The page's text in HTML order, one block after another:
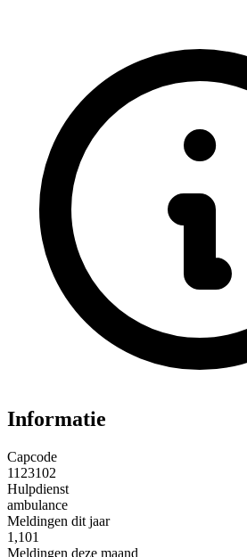
Informatie
Capcode
1123102
Hulpdienst
ambulance
Meldingen dit jaar
1,101
Meldingen deze maand